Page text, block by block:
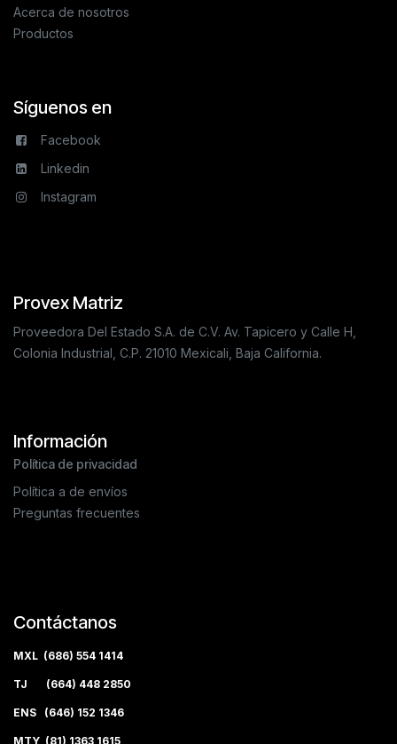
Acerca de nosotros
Productos
Síguenos en
Facebook
Linkedin
Instagram
Provex Matriz
Proveedora Del Estado S.A. de C.V. Av. Tapicero y Calle H,
Colonia Industrial, C.P. 21010 Mexicali, Baja California.
Información
Política de privacidad
Política a de envíos
Preguntas frecuentes
Contáctanos
MXL (686) 554 1414
TJ (664) 448 2850
ENS (646) 152 1346
MTY (81) 1363 1615